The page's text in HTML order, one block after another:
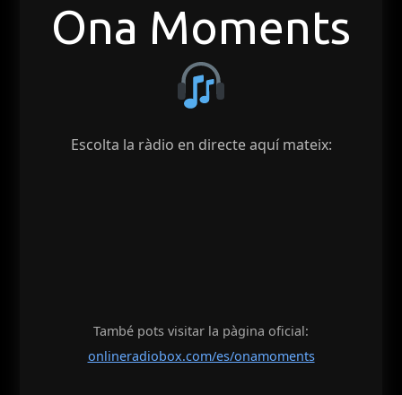
Ona Moments
Escolta la ràdio en directe aquí mateix:
També pots visitar la pàgina oficial:
onlineradiobox.com/es/onamoments